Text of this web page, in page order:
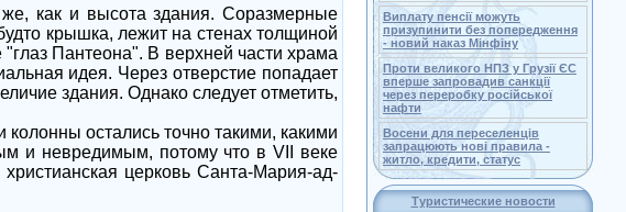
как и высота здания. Соразмерные
крышка, лежит на стенах толщиной
Пантеона". В верхней части храма
идея. Через отверстие попадает
здания. Однако следует отметить,
остались точно такими, какими
и невредимым, потому что в VII веке
церковь Санта-Мария-ад-
Виплату пенсії можуть
призупинити без попередження
- новий наказ Мінфіну
Проти великого НПЗ у Грузії ЄС
вперше запровадив санкції
через переробку російської
нафти
Восени для переселенців
запрацюють нові правила -
житло, кредити, статус
Туристические новости